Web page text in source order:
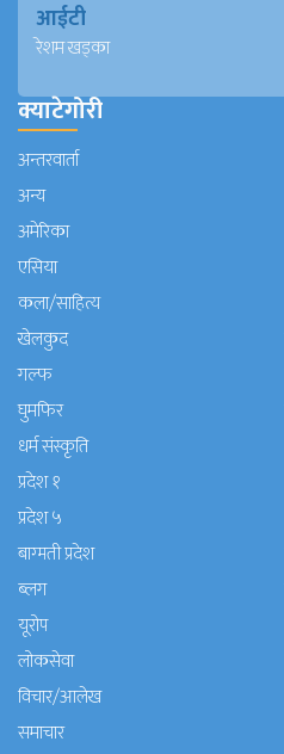
आईटी
रेशम खड्का
क्याटेगोरी
अन्तरवार्ता
अन्य
अमेरिका
एसिया
कला/साहित्य
खेलकुद
गल्फ
घुमफिर
धर्म संस्कृति
प्रदेश १
प्रदेश ५
बाग्मती प्रदेश
ब्लग
यूरोप
लोकसेवा
विचार/आलेख
समाचार